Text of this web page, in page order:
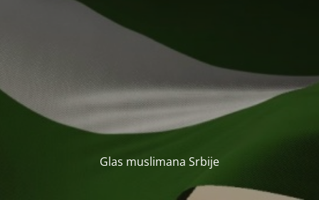
Glas muslimana Srbije